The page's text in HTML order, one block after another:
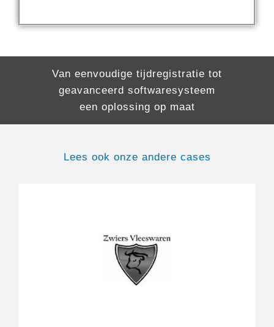
Van eenvoudige tijdregistratie tot
geavanceerd softwaresysteem
een oplossing op maat
Lees ook onze andere cases